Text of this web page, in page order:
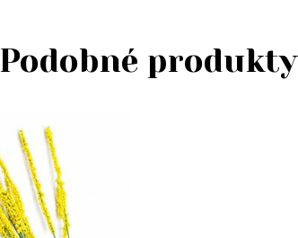
Podobné produkty